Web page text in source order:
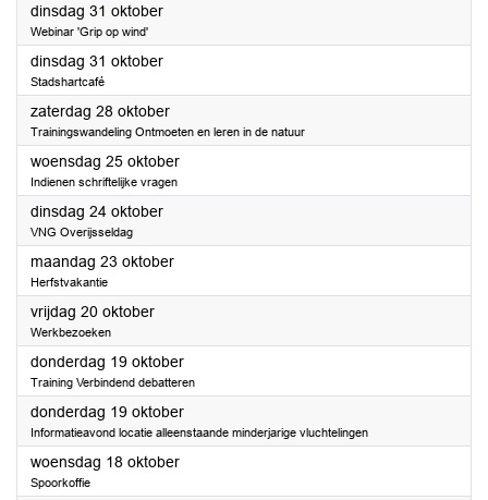
dinsdag 31 oktober2023
Webinar 'Grip op wind'
dinsdag 31 oktober2023
Stadshartcafé
zaterdag 28 oktober2023
Trainingswandeling Ontmoeten en leren in de natuur
woensdag 25 oktober2023
Indienen schriftelijke vragen
dinsdag 24 oktober2023
VNG Overijsseldag
maandag 23 oktober2023
Herfstvakantie
vrijdag 20 oktober2023
Werkbezoeken
donderdag 19 oktober2023
Training Verbindend debatteren
donderdag 19 oktober2023
Informatieavond locatie alleenstaande minderjarige vluchtelingen
woensdag 18 oktober2023
Spoorkoffie